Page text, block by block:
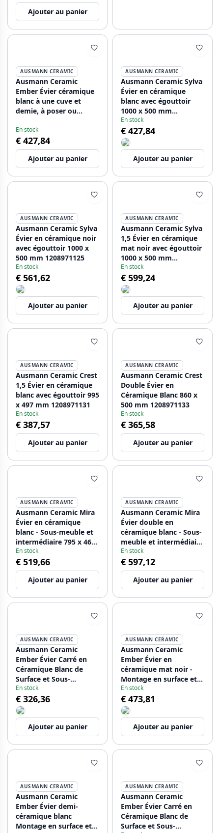
Ajouter au panier
AUSMANN CERAMIC
Ausmann Ceramic
Ember Évier céramique
blanc à une cuve et
demie, à poser ou
mm, avec bouchons en
acier inoxydable
1208970736
En stock
€ 427,84
Ajouter au panier
AUSMANN CERAMIC
Ausmann Ceramic Sylva
Évier en céramique
blanc avec égouttoir
1000 x 500 mm
1208971124
En stock
€ 427,84
Ajouter au panier
AUSMANN CERAMIC
Ausmann Ceramic Sylva
Évier en céramique noir
avec égouttoir 1000 x
500 mm 1208971125
En stock
€ 561,62
Ajouter au panier
AUSMANN CERAMIC
Ausmann Ceramic Sylva
1,5 Évier en céramique
mat noir avec égouttoir
1000 x 500 mm
1208971127
En stock
€ 599,24
Ajouter au panier
AUSMANN CERAMIC
Ausmann Ceramic Crest
1,5 Évier en céramique
blanc avec égouttoir 995
x 497 mm 1208971131
En stock
€ 387,57
Ajouter au panier
AUSMANN CERAMIC
Ausmann Ceramic Crest
Double Évier en
Céramique Blanc 860 x
500 mm 1208971133
En stock
€ 365,58
Ajouter au panier
AUSMANN CERAMIC
Ausmann Ceramic Mira
Évier en céramique
blanc - Sous-meuble et
intermédiaire 795 x 460
mm avec bouchon doré
1208971466
En stock
€ 519,66
Ajouter au panier
AUSMANN CERAMIC
Ausmann Ceramic Mira
Évier double en
céramique blanc - Sous-
meuble et intermédiaire
793 x 450 mm avec trou
pour robinet et
bouchon en métal noir
1208971478
En stock
€ 597,12
Ajouter au panier
AUSMANN CERAMIC
Ausmann Ceramic
Ember Évier Carré en
Céramique Blanc de
Surface et Sous-
Montage 40 x 40 cm
avec Bouchon Noir
1208971484
En stock
€ 326,36
Ajouter au panier
AUSMANN CERAMIC
Ausmann Ceramic
Ember Évier en
céramique mat noir -
Montage en surface et
sous plan 54 x 40 cm
avec bouchon en cuivre
1208971497
En stock
€ 473,81
Ajouter au panier
AUSMANN CERAMIC
Ausmann Ceramic
Ember Évier demi-
céramique blanc
Montage en surface et
AUSMANN CERAMIC
Ausmann Ceramic
Ember Évier Carré en
Céramique Blanc de
Surface et Sous-